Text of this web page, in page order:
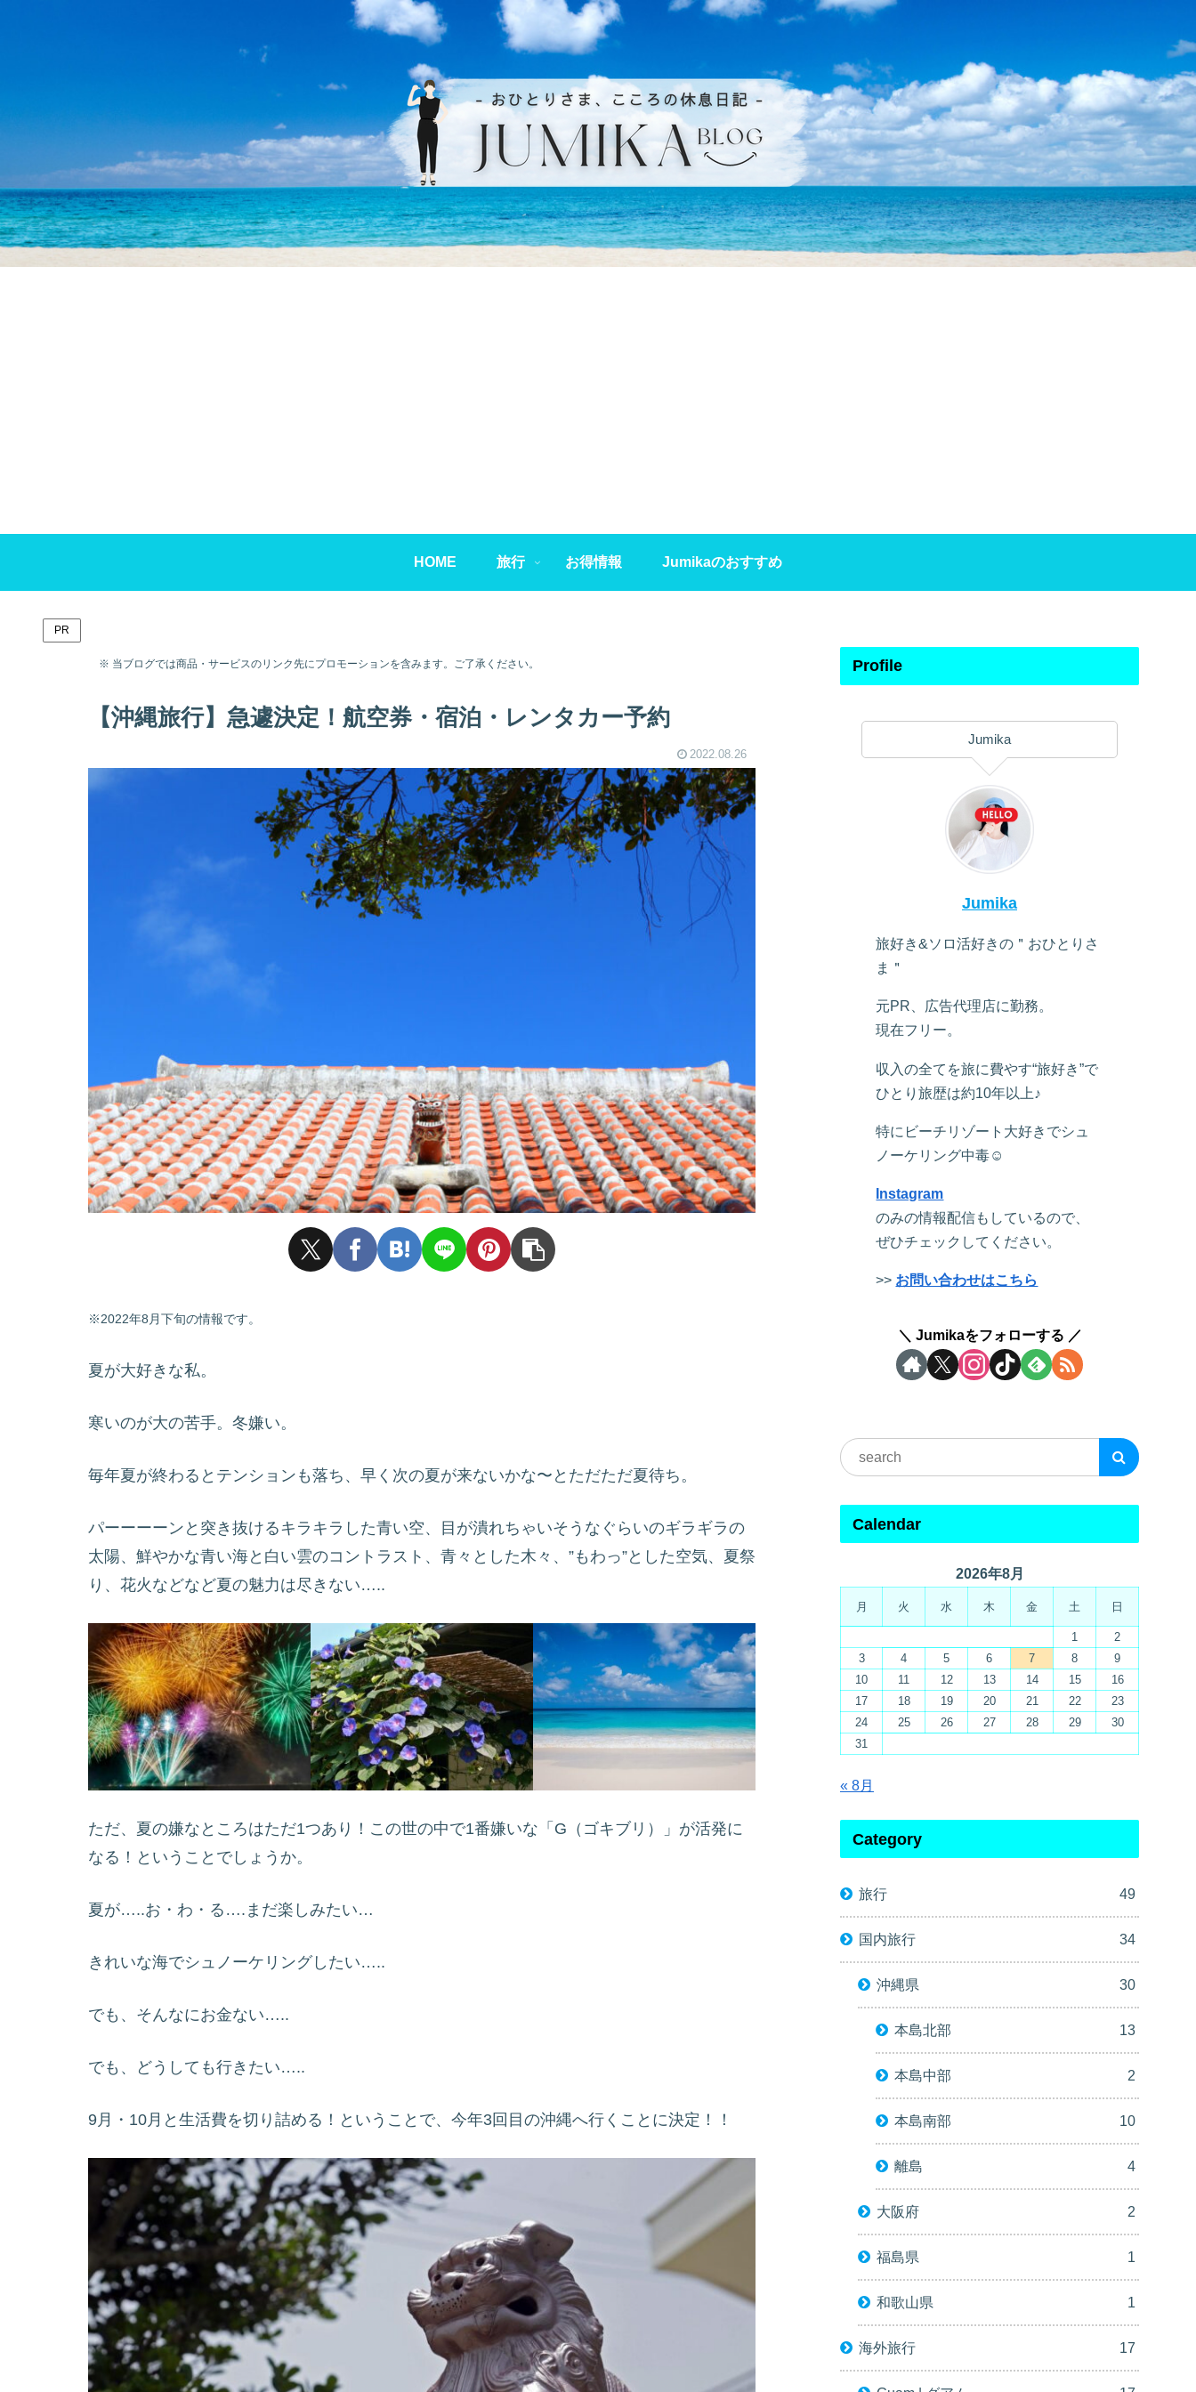
HOME 旅行 お得情報 Jumikaのおすすめ
PR
※ 当ブログでは商品・サービスのリンク先にプロモーションを含みます。ご了承ください。
【沖縄旅行】急遽決定！航空券・宿泊・レンタカー予約
2022.08.26
※2022年8月下旬の情報です。
夏が大好きな私。
寒いのが大の苦手。冬嫌い。
毎年夏が終わるとテンションも落ち、早く次の夏が来ないかな〜とただただ夏待ち。
パーーーーンと突き抜けるキラキラした青い空、目が潰れちゃいそうなぐらいのギラギラの
太陽、鮮やかな青い海と白い雲のコントラスト、青々とした木々、”もわっ”とした空気、夏祭
り、花火などなど夏の魅力は尽きない…..
ただ、夏の嫌なところはただ1つあり！この世の中で1番嫌いな「G（ゴキブリ）」が活発に
なる！ということでしょうか。
夏が…..お・わ・る….まだ楽しみたい…
きれいな海でシュノーケリングしたい…..
でも、そんなにお金ない…..
でも、どうしても行きたい…..
9月・10月と生活費を切り詰める！ということで、今年3回目の沖縄へ行くことに決定！！
Profile
Jumika
Jumika
旅好き&ソロ活好きの＂おひとりさ
ま＂
元PR、広告代理店に勤務。
現在フリー。
収入の全てを旅に費やす“旅好き”で
ひとり旅歴は約10年以上♪
特にビーチリゾート大好きでシュ
ノーケリング中毒☺︎
Instagram
のみの情報配信もしているので、
ぜひチェックしてください。
>> お問い合わせはこちら
Jumikaをフォローする
Calendar
2026年8月
月 火 水 木 金 土 日
1
2
3
4 5 6 7 8
9
10
11 12 13 14 15
16
17
18 19 20 21 22
23
24
25 26 27 28 29
30
31
« 8月
Category
旅行 49
国内旅行 34
沖縄県 30
本島北部 13
本島中部 2
本島南部 10
離島 4
大阪府 2
福島県 1
和歌山県 1
海外旅行 17